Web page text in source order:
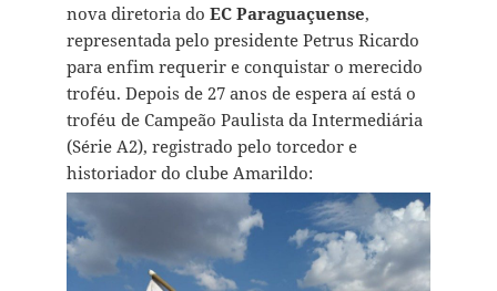
nova diretoria do EC Paraguaçuense,
representada pelo presidente Petrus Ricardo
para enfim requerir e conquistar o merecido
troféu. Depois de 27 anos de espera aí está o
troféu de Campeão Paulista da Intermediária
(Série A2), registrado pelo torcedor e
historiador do clube Amarildo: